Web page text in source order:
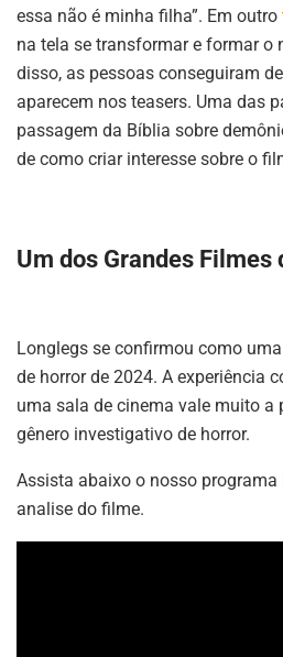
essa não é minha filha”. Em outro
na tela se transformar e formar o
disso, as pessoas conseguiram
aparecem nos teasers. Uma das
passagem da Bíblia sobre
de como criar interesse sobre o
Um dos Grandes Filmes
Longlegs se confirmou como
de horror de 2024. A experiência
uma sala de cinema vale muito a
gênero investigativo de horror.
Assista abaixo o nosso programa
analise do filme.